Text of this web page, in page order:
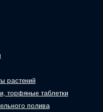
растений
торфяные таблетки
полива